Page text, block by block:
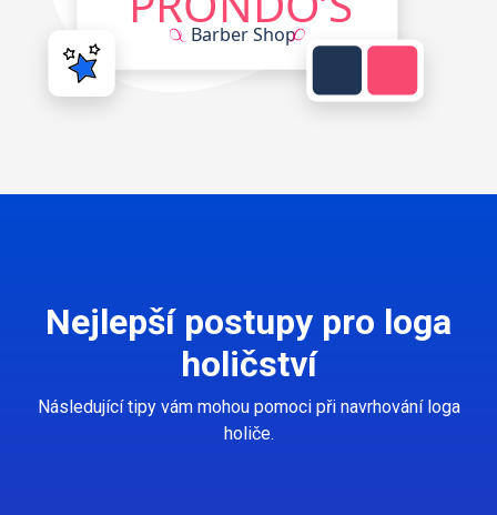
Nejlepší postupy pro loga
holičství
Následující tipy vám mohou pomoci při navrhování loga
holiče.